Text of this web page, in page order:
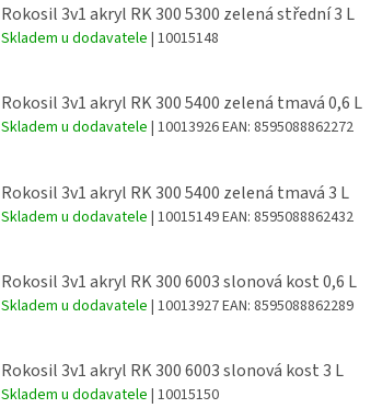
Rokosil 3v1 akryl RK 300 5300 zelená střední 3 L
Skladem u dodavatele | 10015148
Rokosil 3v1 akryl RK 300 5400 zelená tmavá 0,6 L
Skladem u dodavatele | 10013926EAN: 8595088862272
Rokosil 3v1 akryl RK 300 5400 zelená tmavá 3 L
Skladem u dodavatele | 10015149EAN: 8595088862432
Rokosil 3v1 akryl RK 300 6003 slonová kost 0,6 L
Skladem u dodavatele | 10013927EAN: 8595088862289
Rokosil 3v1 akryl RK 300 6003 slonová kost 3 L
Skladem u dodavatele | 10015150